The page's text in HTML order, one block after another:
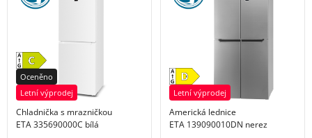
Oceněno
Letní výprodej
Chladnička s mrazničkou
ETA 335690000C bílá
Letní výprodej
Americká lednice
ETA 139090010DN nerez